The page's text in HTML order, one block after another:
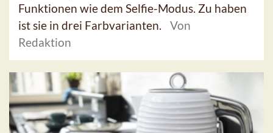
Funktionen wie dem Selfie-Modus. Zu haben
ist sie in drei Farbvarianten.
Von
Redaktion